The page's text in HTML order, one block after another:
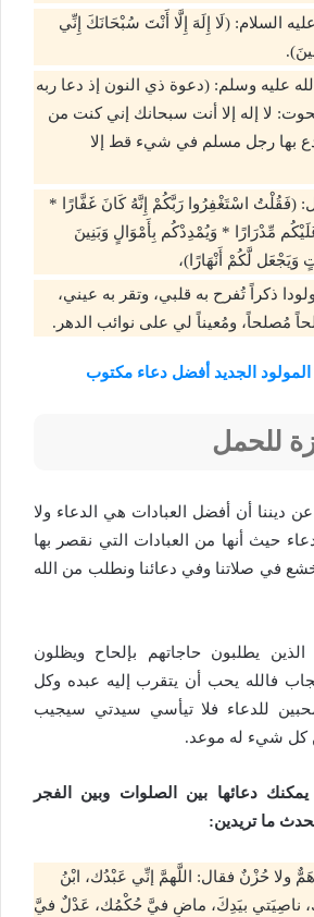
السلام: (لَا إِلَهَ إِلَّا أَنْتَ سُبْحَانَكَ إِنِّي
عليه وسلم: (دعوة ذي النون إذ دعا ربه
لا إله إلا أنت سبحانك إني كنت من
بها رجل مسلم في شيء قط إلا
(فَقُلْتُ اسْتَغْفِرُوا رَبَّكُمْ إِنَّهُ كَانَ غَفَّارًا *
مِّدْرَارًا * وَيُمْدِدْكُم بِأَمْوَالٍ وَبَنِينَ
وَيَجْعَل لَّكُمْ أَنْهَارًا)،
ذكراً تُفرح به قلبي، وتقر به عيني،
مُصلحاً، ومُعيناً لي على نوائب الدهر.
المولود الجديد أفضل دعاء مكتوب
للحمل
عن ديننا أن أفضل العبادات هي الدعاء ولا
حيث أنها من العبادات التي نقصر بها
في صلاتنا وفي دعائنا ونطلب من الله
الذين يطلبون حاجاتهم بإلحاح ويظلون
فالله يحب أن يتقرب إليه عبده وكل
للدعاء فلا تيأسي سيدتي سيجيب
كل شيء له موعد.
دعائها بين الصلوات وبين الفجر
ما تريدين:
ولا حُزْنٌ فقال: اللَّهمَّ إنِّي عَبْدُك، ابْنُ
ناصِيَتي بيَدِكَ، ماضٍ فيَّ حُكْمُك، عَدْلٌ فيَّ